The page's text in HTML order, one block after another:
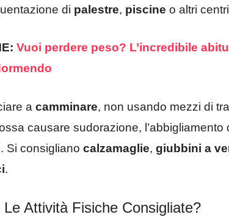
di palestre, piscine o altri
Vuoi perdere peso? L’incredibile
a camminare, non usando mezzi di
causare sudorazione, l’abbigliamento
Si consigliano calzamaglie, giubbini a
.
Attività Fisiche Consigliate?